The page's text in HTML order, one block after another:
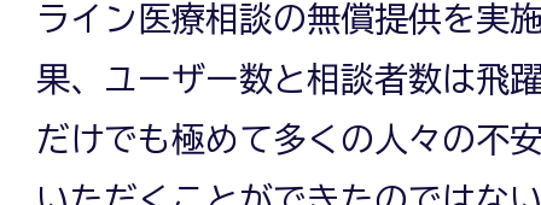
ライン医療相談の無償提供を実
果、ユーザー数と相談者数は飛
だけでも極めて多くの人々の不